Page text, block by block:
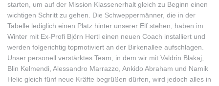
starten, um auf der Mission Klassenerhalt gleich zu Beginn einen
wichtigen Schritt zu gehen. Die Schweppermänner, die in der
Tabelle lediglich einen Platz hinter unserer Elf stehen, haben im
Winter mit Ex-Profi Björn Hertl einen neuen Coach installiert und
werden folgerichtig topmotiviert an der Birkenallee aufschlagen.
Unser personell verstärktes Team, in dem wir mit Valdrin Blakaj,
Blin Kelmendi, Alessandro Marrazzo, Ankido Abraham und Namik
Helic gleich fünf neue Kräfte begrüßen dürfen, wird jedoch alles in